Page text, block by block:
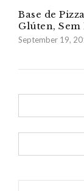
Base de
Glúten,
September 19,